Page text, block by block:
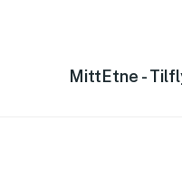
MittEtne -